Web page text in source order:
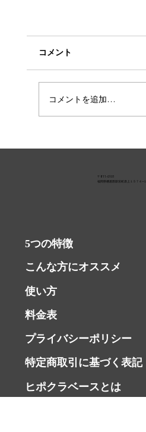
「ホルモン治療を始
お腹が気になる」そ
す。うちのジムは
後〜治療中に体重
み・こわさがあって
コメント
コメントを追加…
〒811-0101
福岡県糟屋郡新宮町原上１５７４−１
5つの特徴
こんな方にオススメ
使い方
料金表
特定商取引に基づく表記
プライバシーポリシー
ヒポクラベースとは